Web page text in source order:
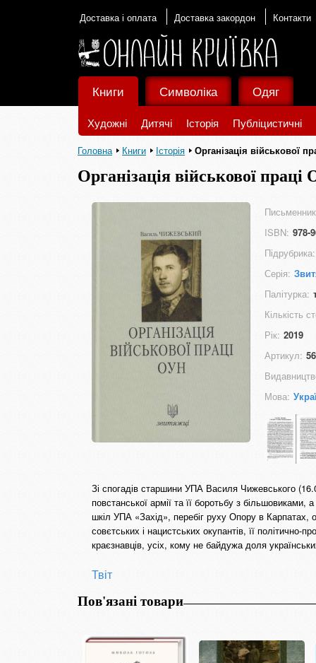
Доставка і оплата Доставка закордон Контакти
Книги
Художні Дитячі Історія Публіцистичні
Символіка Одяг
Головна Книги Історія Організація військової
Організація військової
ISBN: 978-
Підрубрика:
Серія:
Палітурка:
Кількість
Рік: 2019
Артикул:
Мова:
Зі спогадів старшини УПА Василя Чижевського
повстанської армії та її боротьбу з більшовиками,
шкіл УПА «Захід», перебіг руху Опору в Карпатах,
совєтських і нацистських окупантів, її
краєзнавців, усіх, кому не байдужа доля
Твіт
Пов'язані товари